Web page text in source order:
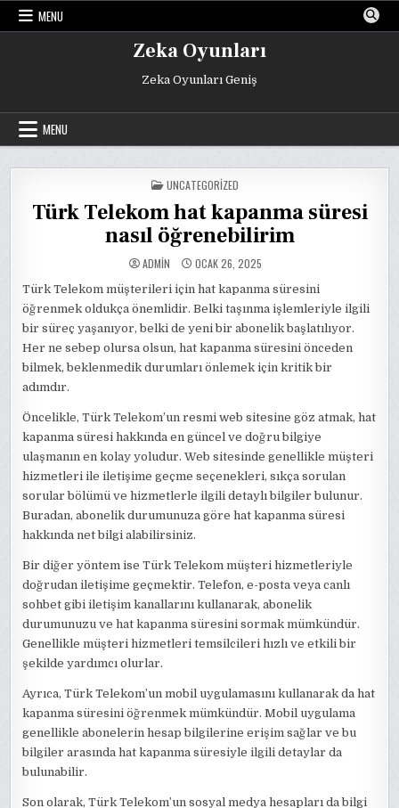
Skip
MENU
Zeka Oyunları
Zeka Oyunları Geniş
MENU
POSTED
IN
UNCATEGORIZED
Türk Telekom hat kapanma süresi
nasıl öğrenebilirim
ADMIN OCAK 26, 2025
Türk Telekom müşterileri için hat kapanma süresini
öğrenmek oldukça önemlidir. Belki taşınma işlemleriyle ilgili
bir süreç yaşanıyor, belki de yeni bir abonelik başlatılıyor.
Her ne sebep olursa olsun, hat kapanma süresini önceden
bilmek, beklenmedik durumları önlemek için kritik bir
adımdır.
Öncelikle, Türk Telekom’un resmi web sitesine göz atmak, hat
kapanma süresi hakkında en güncel ve doğru bilgiye
ulaşmanın en kolay yoludur. Web sitesinde genellikle müşteri
hizmetleri ile iletişime geçme seçenekleri, sıkça sorulan
sorular bölümü ve hizmetlerle ilgili detaylı bilgiler bulunur.
Buradan, abonelik durumunuza göre hat kapanma süresi
hakkında net bilgi alabilirsiniz.
Bir diğer yöntem ise Türk Telekom müşteri hizmetleriyle
doğrudan iletişime geçmektir. Telefon, e-posta veya canlı
sohbet gibi iletişim kanallarını kullanarak, abonelik
durumunuzu ve hat kapanma süresini sormak mümkündür.
Genellikle müşteri hizmetleri temsilcileri hızlı ve etkili bir
şekilde yardımcı olurlar.
Ayrıca, Türk Telekom’un mobil uygulamasını kullanarak da hat
kapanma süresini öğrenmek mümkündür. Mobil uygulama
genellikle abonelerin hesap bilgilerine erişim sağlar ve bu
bilgiler arasında hat kapanma süresiyle ilgili detaylar da
bulunabilir.
Son olarak, Türk Telekom’un sosyal medya hesapları da bilgi